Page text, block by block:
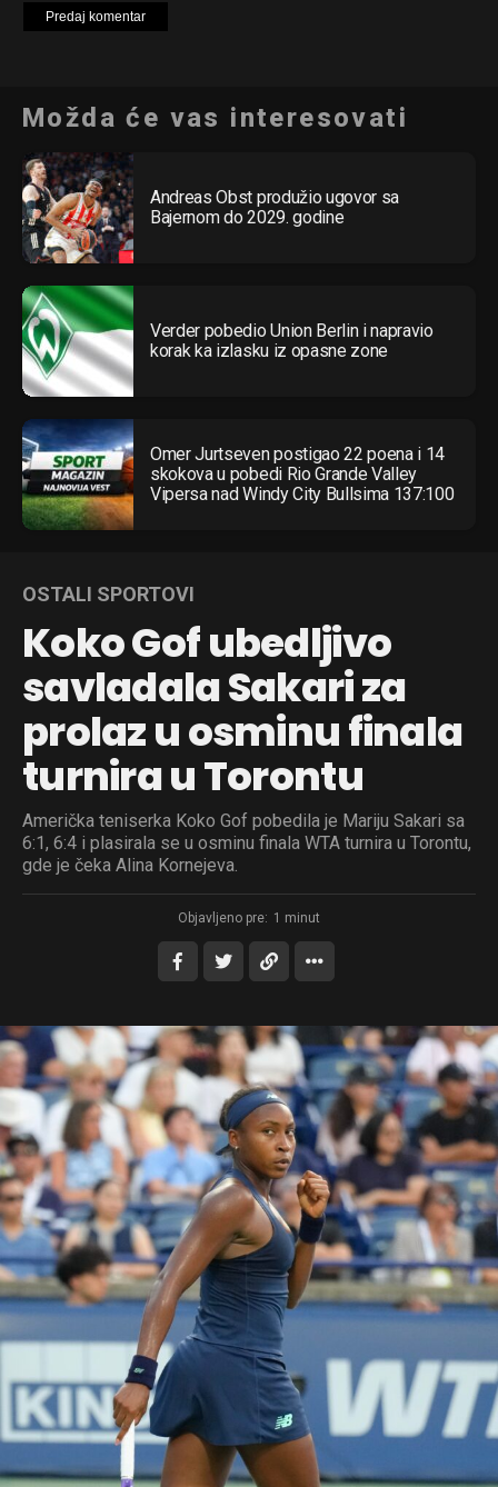
Možda će vas interesovati
Andreas Obst produžio ugovor sa
Bajernom do 2029. godine
Verder pobedio Union Berlin i napravio
korak ka izlasku iz opasne zone
Omer Jurtseven postigao 22 poena i 14
skokova u pobedi Rio Grande Valley
Vipersa nad Windy City Bullsima 137:100
OSTALI SPORTOVI
Koko Gof ubedljivo
savladala Sakari za
prolaz u osminu finala
turnira u Torontu
Američka teniserka Koko Gof pobedila je Mariju Sakari sa
6:1, 6:4 i plasirala se u osminu finala WTA turnira u Torontu,
gde je čeka Alina Kornejeva.
Objavljeno pre: 1 minut